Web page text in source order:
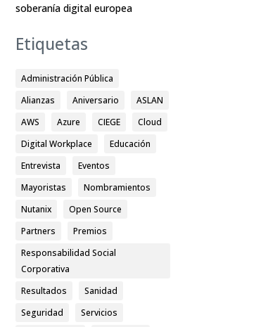
soberanía digital europea
Etiquetas
Administración Pública
Alianzas
Aniversario
ASLAN
AWS
Azure CIEGE
Cloud
Digital Workplace
Educación
Entrevista
Eventos
Mayoristas
Nombramientos
Nutanix
Open Source
Partners
Premios
Responsabilidad Social
Corporativa
Resultados
Sanidad
Seguridad
Servicios